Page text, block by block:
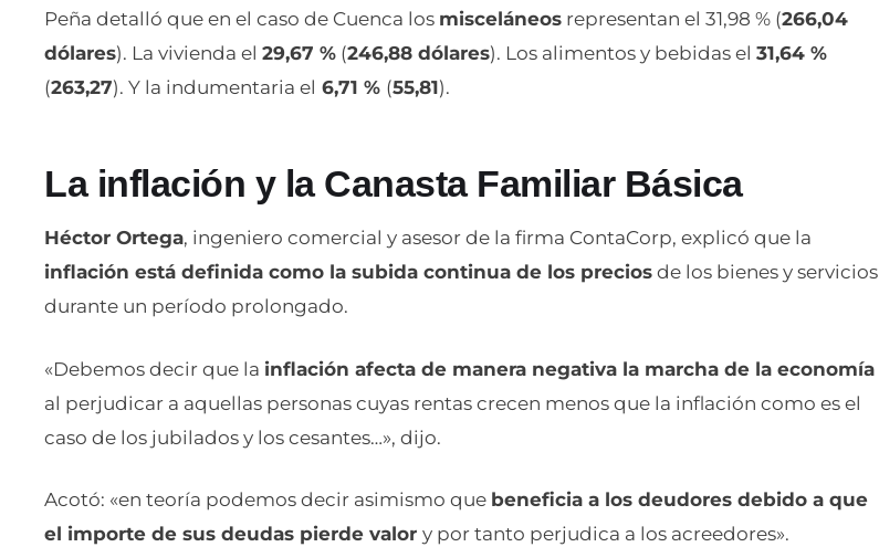
Peña detalló que en el caso de Cuenca los misceláneos representan el 31,98 % (266,04
dólares). La vivienda el 29,67 % (246,88 dólares). Los alimentos y bebidas el 31,64 %
(263,27). Y la indumentaria el 6,71 % (55,81).
La inflación y la Canasta Familiar Básica
Héctor Ortega, ingeniero comercial y asesor de la firma ContaCorp, explicó que la
inflación está definida como la subida continua de los precios de los bienes y servicios
durante un período prolongado.
«Debemos decir que la inflación afecta de manera negativa la marcha de la economía
al perjudicar a aquellas personas cuyas rentas crecen menos que la inflación como es el
caso de los jubilados y los cesantes…», dijo.
Acotó: «en teoría podemos decir asimismo que beneficia a los deudores debido a que
el importe de sus deudas pierde valor y por tanto perjudica a los acreedores».